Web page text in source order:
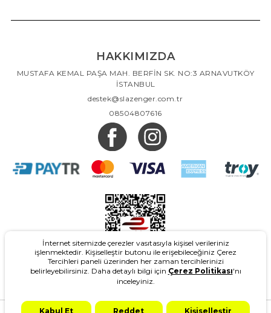
HAKKIMIZDA
MUSTAFA KEMAL PAŞA MAH. BERFİN SK. NO:3 ARNAVUTKÖY
İSTANBUL
destek@slazenger.com.tr
08504807616
- Slazenger.com.tr - Tüm Hakları Saklıdır.
İnternet sitemizde çerezler vasıtasıyla kişisel verileriniz
işlenmektedir. Kişiselleştir butonu ile erişebileceğiniz Çerez
Tercihleri paneli üzerinden her zaman tercihlerinizi
belirleyebilirsiniz. Daha detaylı bilgi için Çerez Politikası'nı
inceleyiniz.
Kabul Et Reddet Kişiselleştir